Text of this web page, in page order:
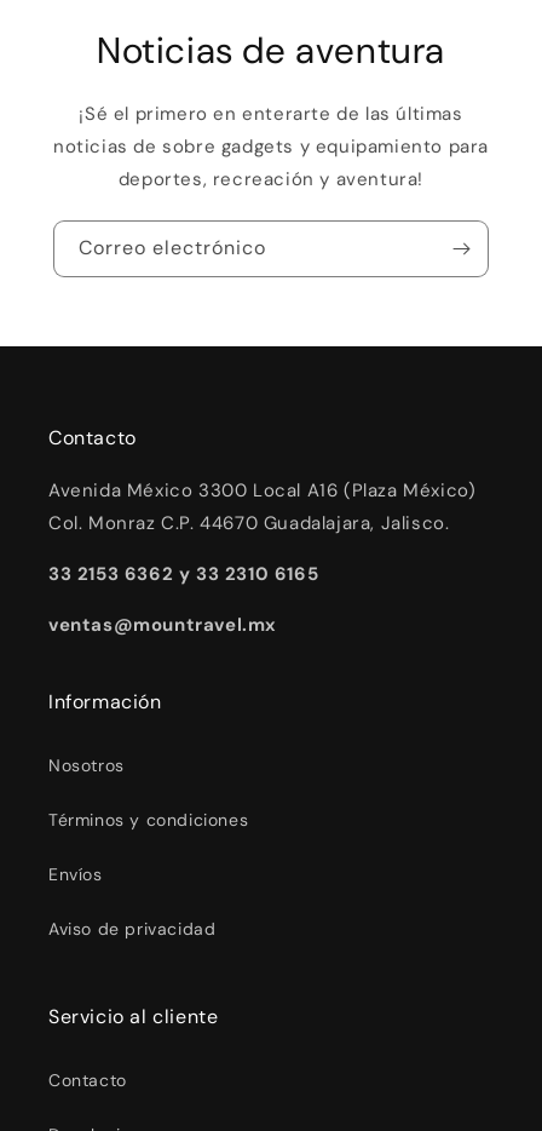
Noticias de aventura
¡Sé el primero en enterarte de las últimas
noticias de sobre gadgets y equipamiento para
deportes, recreación y aventura!
Correo electrónico
Contacto
Avenida México 3300 Local A16 (Plaza México)
Col. Monraz C.P. 44670 Guadalajara, Jalisco.
33 2153 6362 y 33 2310 6165
ventas@mountravel.mx
Información
Nosotros
Términos y condiciones
Envíos
Aviso de privacidad
Servicio al cliente
Contacto